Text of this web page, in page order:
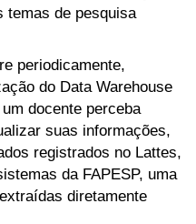
temas de pesquisa
periodicamente,
do Data Warehouse
docente perceba
suas informações,
registrados no Lattes,
da FAPESP, uma
diretamente